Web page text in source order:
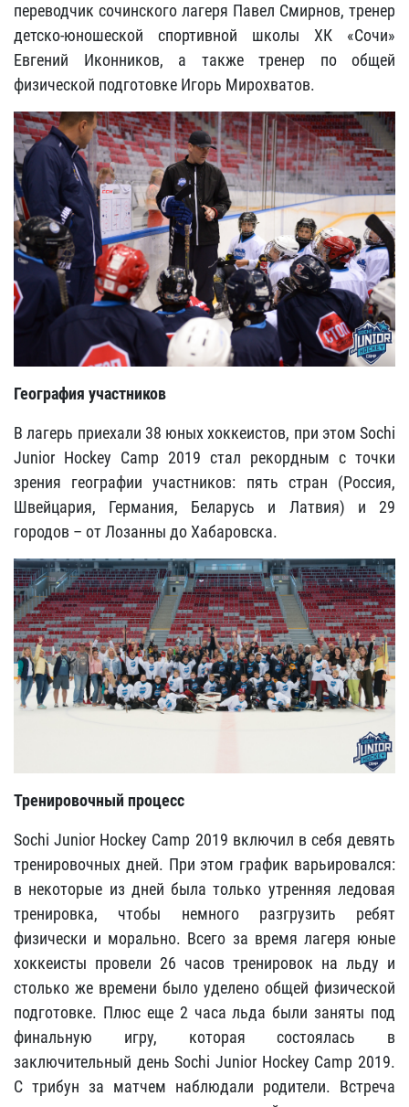
переводчик сочинского лагеря Павел Смирнов, тренер
детско-юношеской спортивной школы ХК «Сочи»
Евгений Иконников, а также тренер по общей
физической подготовке Игорь Мирохватов.
География участников
В лагерь приехали 38 юных хоккеистов, при этом Sochi
Junior Hockey Camp 2019 стал рекордным с точки
зрения географии участников: пять стран (Россия,
Швейцария, Германия, Беларусь и Латвия) и 29
городов – от Лозанны до Хабаровска.
Тренировочный процесс
Sochi Junior Hockey Camp 2019 включил в себя девять
тренировочных дней. При этом график варьировался:
в некоторые из дней была только утренняя ледовая
тренировка, чтобы немного разгрузить ребят
физически и морально. Всего за время лагеря юные
хоккеисты провели 26 часов тренировок на льду и
столько же времени было уделено общей физической
подготовке. Плюс еще 2 часа льда были заняты под
финальную игру, которая состоялась в
заключительный день Sochi Junior Hockey Camp 2019.
С трибун за матчем наблюдали родители. Встреча